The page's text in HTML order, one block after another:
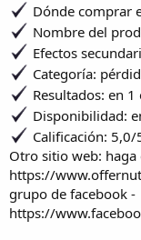
Dónde comprar
Nombre del
Efectos
Categoría:
Resultados: en 1
Disponibilidad:
Calificación: 5,0/
Otro sitio web: haga
https://
grupo de facebook -
https://